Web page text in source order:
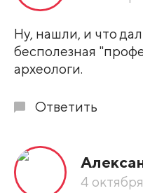
Ну, нашли, и что
бесполезная
археологи.
Ответить
4